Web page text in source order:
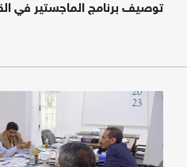
توصيف برنامج الماجستير في